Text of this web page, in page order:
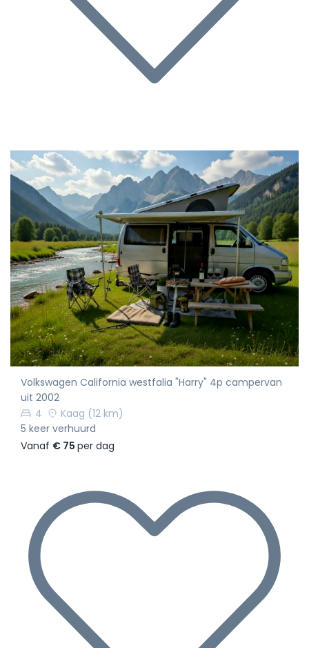
Volkswagen California westfalia "Harry" 4p campervan
uit 2002
4
Kaag (12 km)
5 keer verhuurd
Vanaf € 75 per dag